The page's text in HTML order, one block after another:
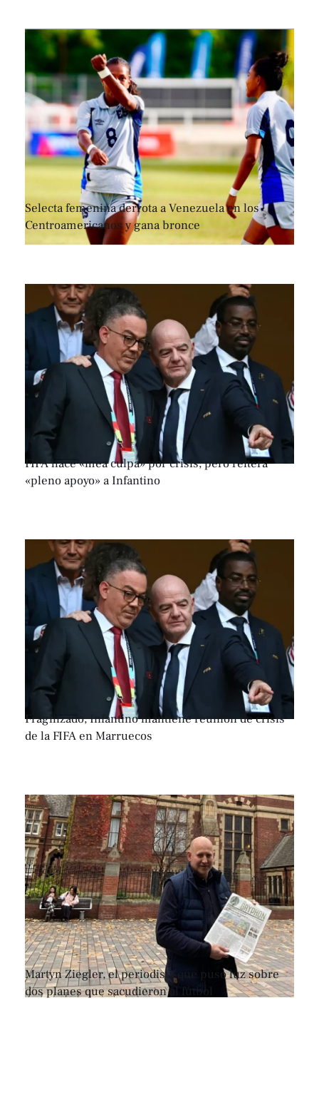
Selecta femenina derrota a Venezuela en los
Centroamericanos y gana bronce
FIFA hace «mea culpa» por crisis, pero reitera
«pleno apoyo» a Infantino
Fragilizado, Infantino mantiene reunión de crisis
de la FIFA en Marruecos
Martyn Ziegler, el periodista que puso luz sobre
dos planes que sacudieron al fútbol